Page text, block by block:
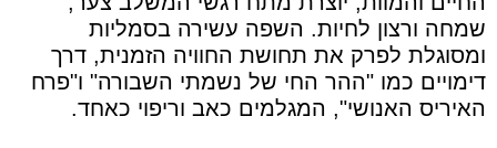
שמחה ורצון לחיות. השפה עשירה בסמליות
ומסוגלת לפרק את תחושת החוויה הזמנית, דרך
דימויים כמו "ההר החי של נשמתי השבורה" ו"פרח
האיריס האנושי", המגלמים כאב וריפוי כאחד.